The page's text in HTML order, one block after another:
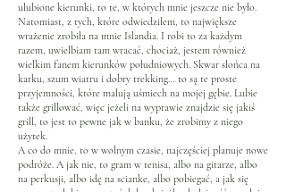
ulubione kierunki, to te, w których mnie jeszcze nie było.
Natomiast, z tych, które odwiedziłem, to największe
wrażenie zrobiła na mnie Islandia. I robi to za każdym
razem, uwielbiam tam wracać, chociaż, jestem również
wielkim fanem kierunków południowych. Skwar słońca na
karku, szum wiatru i dobry trekking… to są te proste
przyjemności, które malują uśmiech na mojej gębie. Lubie
także grillować, więc jeżeli na wyprawie znajdzie się jakiś
grill, to jest to pewne jak w banku, że zrobimy z niego
użytek.
A co do mnie, to w wolnym czasie, najczęściej planuje nowe
podróże. A jak nie, to gram w tenisa, albo na gitarze, albo
na perkusji, albo idę na scianke, albo pobiegać, a jak się